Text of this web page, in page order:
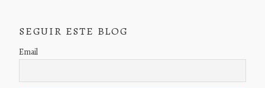
SEGUIR ESTE BLOG
Email